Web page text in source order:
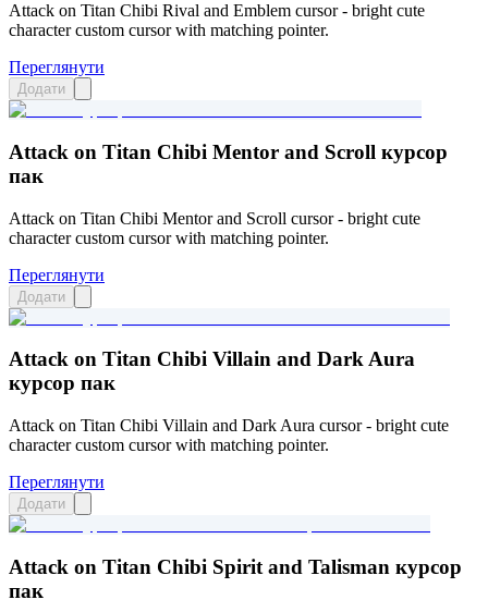
Attack on Titan Chibi Rival and Emblem cursor - bright cute
character custom cursor with matching pointer.
Переглянути
Додати
Attack on Titan Chibi Mentor and Scroll курсор
пак
Attack on Titan Chibi Mentor and Scroll cursor - bright cute
character custom cursor with matching pointer.
Переглянути
Додати
Attack on Titan Chibi Villain and Dark Aura
курсор пак
Attack on Titan Chibi Villain and Dark Aura cursor - bright cute
character custom cursor with matching pointer.
Переглянути
Додати
Attack on Titan Chibi Spirit and Talisman курсор
пак